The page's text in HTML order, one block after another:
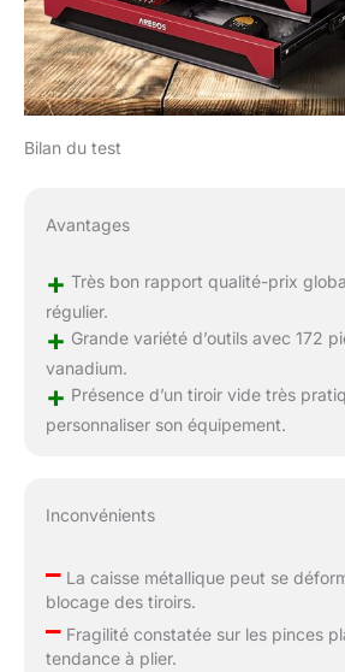
Bilan du test
Avantages
+ Très bon rapport qualité-prix
régulier.
+ Grande variété d’outils avec 172
vanadium.
+ Présence d’un tiroir vide très
personnaliser son équipement.
Inconvénients
–La caisse métallique peut se
blocage des tiroirs.
–Fragilité constatée sur les pinces
tendance à plier.